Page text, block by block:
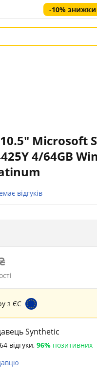
-10%
Microsoft
4/64GB
відгуків
з ЄС
Synthetic
відгуки, 96% позитивних